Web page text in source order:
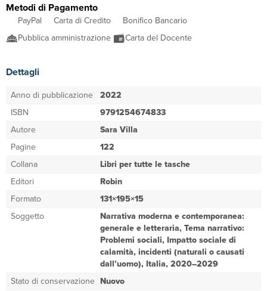
Metodi di Pagamento
PayPal Carta di Credito
Bonifico Bancario
Pubblica amministrazione
Carta del Docente
Dettagli
Anno di pubblicazione 2022
ISBN
9791254674833
Autore
Sara Villa
Pagine
122
Collana
Libri per tutte le tasche
Editori
Robin
Formato
131×195×15
Soggetto
Narrativa moderna e contemporanea:
generale e letteraria, Tema narrativo:
Problemi sociali, Impatto sociale di
calamità, incidenti (naturali o causati
dall’uomo), Italia, 2020–2029
Stato di conservazione Nuovo